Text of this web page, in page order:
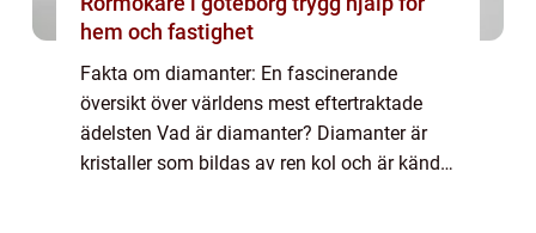
hem och fastighet
Fakta om diamanter: En fascinerande
översikt över världens mest eftertraktade
ädelsten Vad är diamanter? Diamanter är
kristaller som bildas av ren kol och är kända